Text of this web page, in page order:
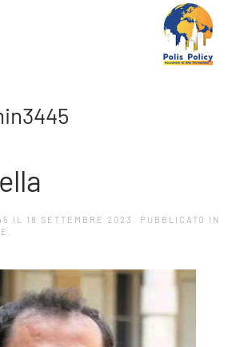
IL 18 SETTEMBRE 2023
. PUBBLICATO IN